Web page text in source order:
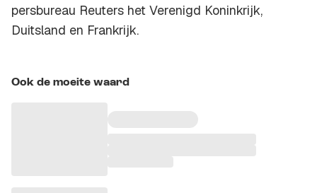
persbureau Reuters het Verenigd Koninkrijk,
Duitsland en Frankrijk.
Ook de moeite waard